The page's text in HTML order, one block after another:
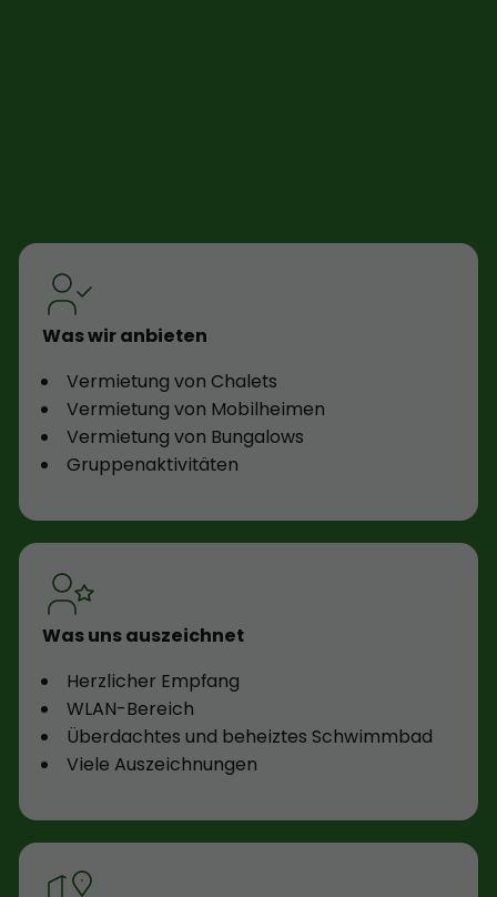
Was wir anbieten
Vermietung von Chalets
Vermietung von Mobilheimen
Vermietung von Bungalows
Gruppenaktivitäten
Was uns auszeichnet
Herzlicher Empfang
WLAN-Bereich
Überdachtes und beheiztes Schwimmbad
Viele Auszeichnungen